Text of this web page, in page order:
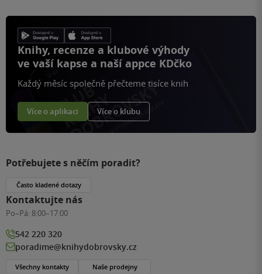
Knihy, recenze a klubové výhody
ve vaší kapse a naší appce KDčko
Každý měsíc společně přečteme tisíce knih
Více o aplikaci Více o klubu
Potřebujete s něčím poradit?
Často kladené dotazy
Kontaktujte nás
Po–Pá: 8:00–17:00
542 220 320
poradime@knihydobrovsky.cz
Všechny kontakty Naše prodejny